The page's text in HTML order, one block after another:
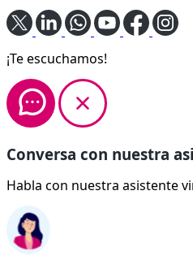
¡Te escuchamos!
Conversa con nuestra
Habla con nuestra asistente